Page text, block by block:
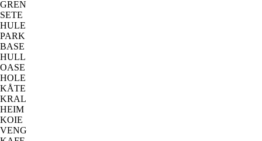
GREN
SETE
HULE
PARK
BASE
HULL
OASE
HOLE
KÅTE
KRAL
HEIM
KOIE
VENG